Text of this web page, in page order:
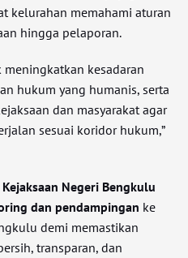
kelurahan memahami aturan
hingga pelaporan.
kesadaran
hukum yang humanis, serta
dan masyarakat agar
sesuai koridor hukum,”
Kejaksaan Negeri Bengkulu
dan pendampingan ke
demi memastikan
transparan, dan